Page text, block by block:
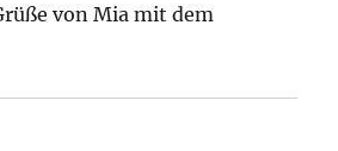
von Mia mit dem